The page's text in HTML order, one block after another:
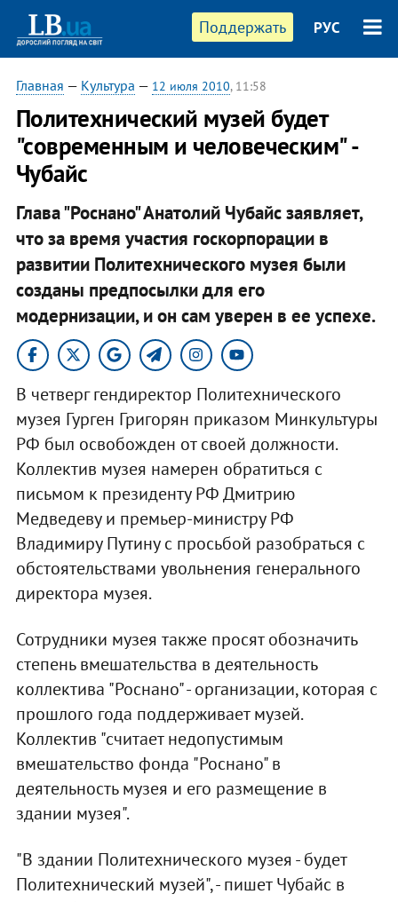
Поддержать РУС
Главная — Культура — 12 июля 2010, 11:58
Политехнический музей будет
"современным и человеческим" -
Чубайс
Глава "Роснано" Анатолий Чубайс заявляет,
что за время участия госкорпорации в
развитии Политехнического музея были
созданы предпосылки для его
модернизации, и он сам уверен в ее успехе.
В четверг гендиректор Политехнического
музея Гурген Григорян приказом Минкультуры
РФ был освобожден от своей должности.
Коллектив музея намерен обратиться с
письмом к президенту РФ Дмитрию
Медведеву и премьер-министру РФ
Владимиру Путину с просьбой разобраться с
обстоятельствами увольнения генерального
директора музея.
Сотрудники музея также просят обозначить
степень вмешательства в деятельность
коллектива "Роснано" - организации, которая с
прошлого года поддерживает музей.
Коллектив "считает недопустимым
вмешательство фонда "Роснано" в
деятельность музея и его размещение в
здании музея".
"В здании Политехнического музея - будет
Политехнический музей", - пишет Чубайс в